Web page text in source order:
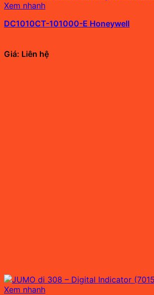
Xem nhanh
DC1010CT-101000-E Honeywell
Giá: Liên hệ
Xem nhanh